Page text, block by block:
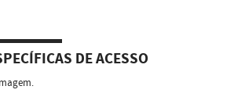
DE ACESSO